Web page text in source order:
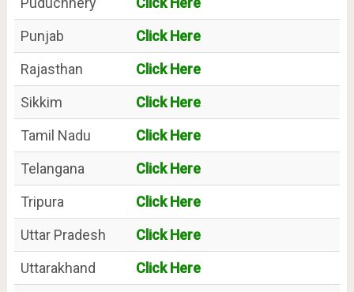
Punjab
Click Here
Rajasthan
Click Here
Sikkim
Click Here
Tamil Nadu
Click Here
Telangana
Click Here
Tripura
Click Here
Uttar Pradesh
Click Here
Uttarakhand
Click Here